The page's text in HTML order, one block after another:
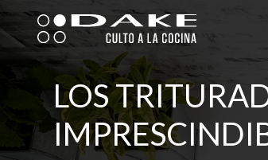
Ir
al
contenido
LOS